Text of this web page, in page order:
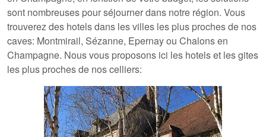
sont nombreuses pour séjourner dans notre région. Vous
trouverez des hotels dans les villes les plus proches de nos
caves: Montmirail, Sézanne, Epernay ou Chalons en
Champagne. Nous vous proposons ici les hotels et les gites
les plus proches de nos celliers: